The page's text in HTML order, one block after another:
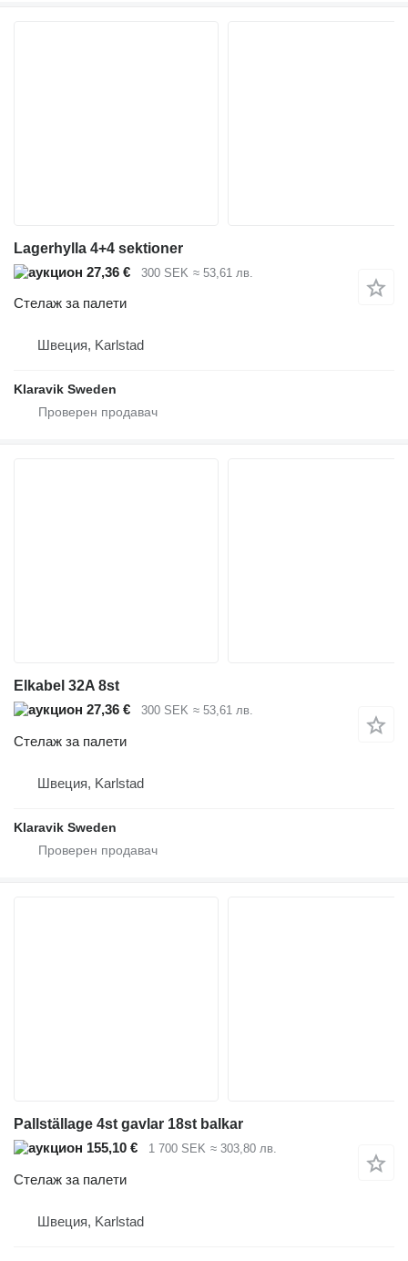
Lagerhylla 4+4 sektioner
27,36 €
300 SEK ≈ 53,61 лв.
Стелаж за палети
Швеция, Karlstad
Klaravik Sweden
Elkabel 32A 8st
27,36 €
300 SEK ≈ 53,61 лв.
Стелаж за палети
Швеция, Karlstad
Klaravik Sweden
Pallställage 4st gavlar 18st balkar
155,10 €
1 700 SEK ≈ 303,80 лв.
Стелаж за палети
Швеция, Karlstad